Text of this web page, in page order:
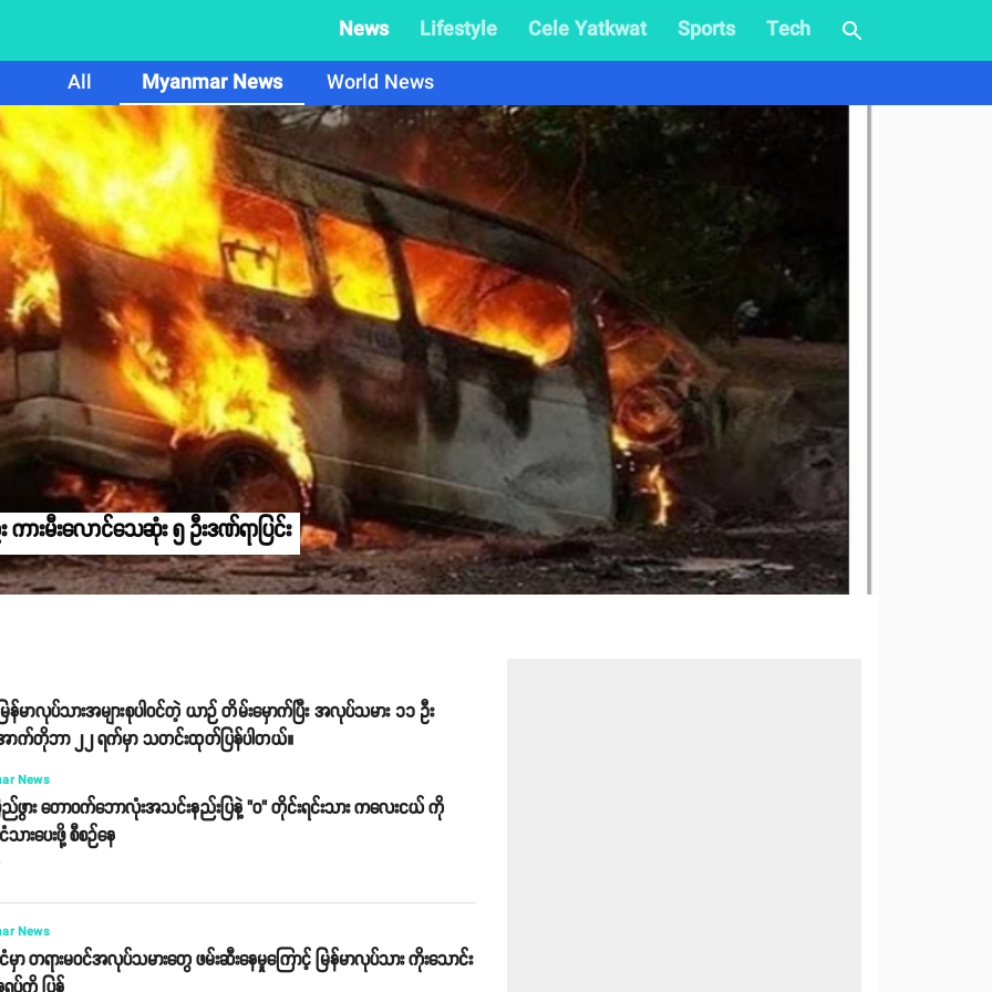
News Lifestyle Cele Yatkwat Sports
Tech
All
Myanmar News World News
ားမီးလောင်သေဆုံး ၅ ဦးဒဏ်ရာပြင်း
လုပ်သားအများစုပါဝင်တဲ့ ယာဉ် တိမ်းမှောက်ပြီး အလုပ်သမား ၁၁ ဦး
ာက်တိုဘာ ၂၂ ရက်မှာ သတင်းထုတ်ပြန်ပါတယ်။
News
ြည်ဖွား တောဝက်ဘောလုံးအသင်းနည်းပြနဲ့ "ဝ" တိုင်းရင်းသား ကလေးငယ် ကို
ားပေးဖို့ စီစဉ်နေ
News
ာ တရားမဝင်အလုပ်သမားတွေ ဖမ်းဆီးနေမှုကြောင့် မြန်မာလုပ်သား ကိုးသောင်း